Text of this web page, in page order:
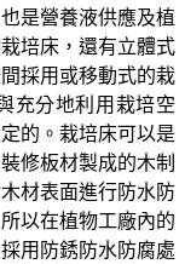
是營養液供應及植
培床，還有立體式
採用或移動式的栽
充分地利用栽培空
的。栽培床可以是
修板材製成的木制
材表面進行防水防
以在植物工廠內的
用防銹防水防腐處